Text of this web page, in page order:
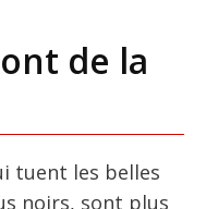
de la
tuent les belles
noirs, sont plus